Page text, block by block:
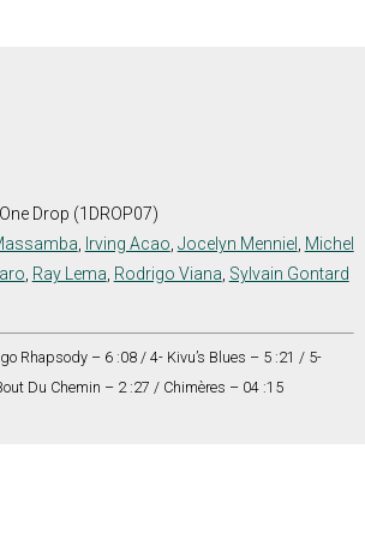
Drop (1DROP07)
, Irving Acao, Jocelyn Menniel , Michel
, Ray Lema, Rodrigo Viana, Sylvain Gontard
Rhapsody – 6 :08 / 4- Kivu’s Blues – 5 :21 / 5-
Du Chemin – 2 :27 / Chimères – 04 :15